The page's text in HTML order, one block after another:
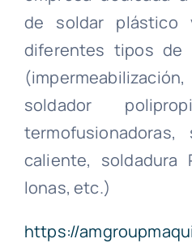
de soldar
diferentes tipos de
soldador
caliente, soldadura
lonas, etc.)
https://